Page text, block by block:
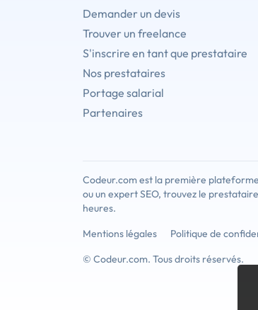
Demander un devis
Trouver un freelance
S'inscrire en tant que prestataire
Nos prestataires
Portage salarial
Partenaires
Codeur.com est la première
ou un expert SEO, trouvez le
heures.
Mentions légales
Politique de
© Codeur.com. Tous droits réservés.